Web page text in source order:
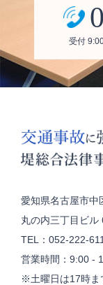
受付
愛知県名古屋市中
丸の内三丁目ビル
TEL：052-222-
営業時間：9:00 -
※土曜日は17時ま